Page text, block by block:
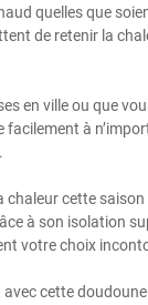
quelles que
de retenir la
en ville ou que
facilement à
chaleur cette
à son isolation
votre choix
cette